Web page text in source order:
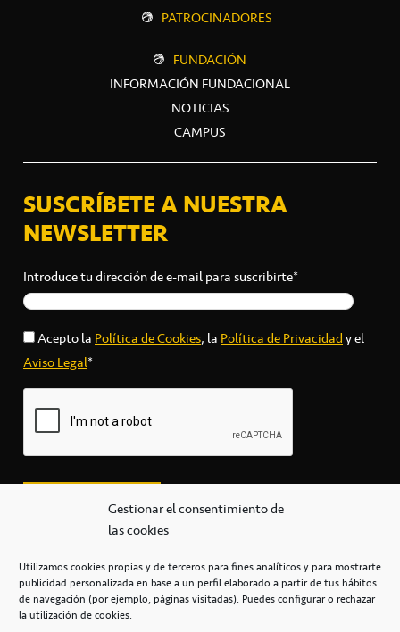
Gestionar el consentimiento de
las cookies
Utilizamos cookies propias y de terceros para fines analíticos y para mostrarte
publicidad personalizada en base a un perfil elaborado a partir de tus hábitos
de navegación (por ejemplo, páginas visitadas). Puedes configurar o rechazar
la utilización de cookies.
PATROCINADORES
FUNDACIÓN
INFORMACIÓN FUNDACIONAL
NOTICIAS
CAMPUS
SUSCRÍBETE A NUESTRA
NEWSLETTER
Introduce tu dirección de e-mail para suscribirte*
Acepto laPolítica de Cookies, laPolítica de Privacidady el
Aviso Legal*
secretaria@cbcanarias.es
+34 922 253 684